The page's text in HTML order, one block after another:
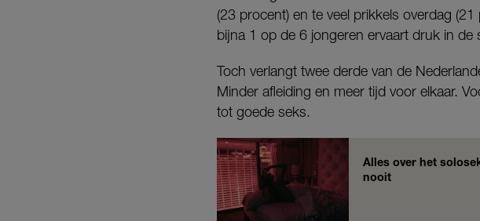
(23 procent) en te veel prikkels overdag
bijna 1 op de 6 jongeren ervaart druk in de
Toch verlangt twee derde van de
Minder afleiding en meer tijd voor elkaar.
tot goede seks.
Alles over het
nooit